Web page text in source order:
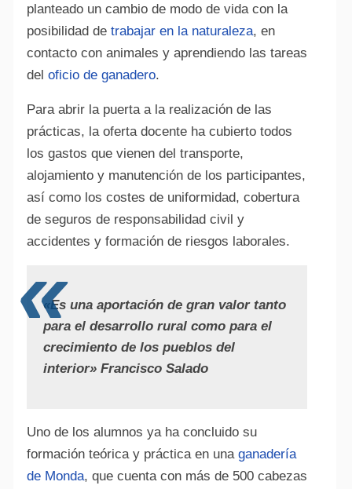
planteado un cambio de modo de vida con la
posibilidad de trabajar en la naturaleza, en
contacto con animales y aprendiendo las tareas
del oficio de ganadero.
Para abrir la puerta a la realización de las
prácticas, la oferta docente ha cubierto todos
los gastos que vienen del transporte,
alojamiento y manutención de los participantes,
así como los costes de uniformidad, cobertura
de seguros de responsabilidad civil y
accidentes y formación de riesgos laborales.
«Es una aportación de gran valor tanto
para el desarrollo rural como para el
crecimiento de los pueblos del
interior» Francisco Salado
Uno de los alumnos ya ha concluido su
formación teórica y práctica en una ganadería
de Monda, que cuenta con más de 500 cabezas